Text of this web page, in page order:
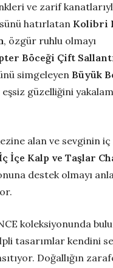
ve zarif
hatırlatan Kolibri
, özgür ruhlu olmayı
Böceği Çift
simgeleyen Büyük
eşsiz güzelliğini
alan ve sevginin
İçe Kalp ve Taşlar
destek olmayı
koleksiyonunda
tasarımlar kendini
Doğallığın